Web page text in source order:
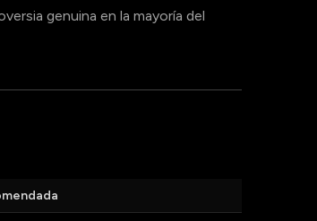
genuina en la mayoría del